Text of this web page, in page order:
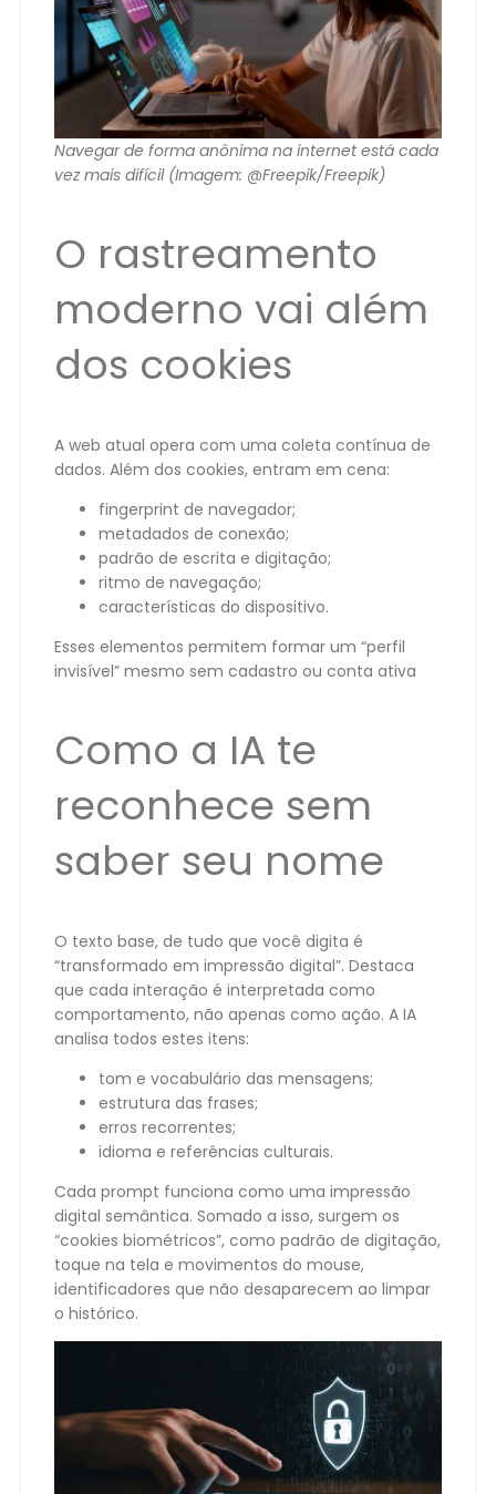
Navegar de forma anônima na internet está cada
vez mais difícil (Imagem: @Freepik/Freepik)
O rastreamento
moderno vai além
dos cookies
A web atual opera com uma coleta contínua de
dados. Além dos cookies, entram em cena:
fingerprint de navegador;
metadados de conexão;
padrão de escrita e digitação;
ritmo de navegação;
características do dispositivo.
Esses elementos permitem formar um “perfil
invisível” mesmo sem cadastro ou conta ativa
Como a IA te
reconhece sem
saber seu nome
O texto base, de tudo que você digita é
“transformado em impressão digital”. Destaca
que cada interação é interpretada como
comportamento, não apenas como ação. A IA
analisa todos estes itens:
tom e vocabulário das mensagens;
estrutura das frases;
erros recorrentes;
idioma e referências culturais.
Cada prompt funciona como uma impressão
digital semântica. Somado a isso, surgem os
“cookies biométricos”, como padrão de digitação,
toque na tela e movimentos do mouse,
identificadores que não desaparecem ao limpar
o histórico.